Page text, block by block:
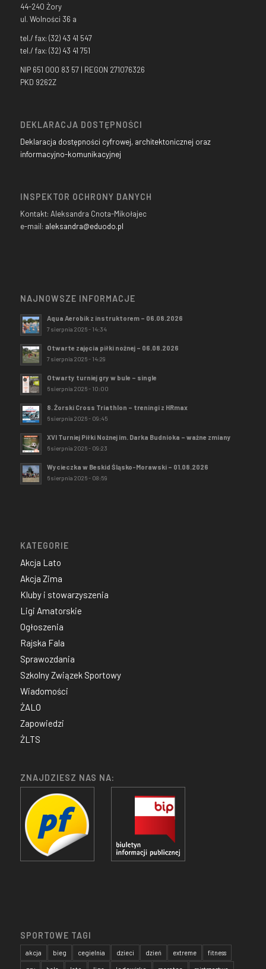
44-240 Żory
ul. Wolności 36 a
tel./ fax: (32) 43 41 547
tel./ fax: (32) 43 41 751
NIP 651 000 83 57 | REGON 271076326
PKD 9262Z
DEKLARACJA DOSTĘPNOŚCI
Deklaracja dostępności cyfrowej, architektonicznej oraz
informacyjno-komunikacyjnej
INSPEKTOR OCHRONY DANYCH
Kontakt: Aleksandra Cnota-Mikołajec
e-mail: aleksandra@eduodo.pl
NAJNOWSZE INFORMACJE
Aqua Aerobik z instruktorem – 06.08.2026
7 sierpnia 2026 - 14:34
Otwarte zajęcia piłki nożnej – 06.08.2026
7 sierpnia 2026 - 14:29
Otwarty turniej gry w bule – single
6 sierpnia 2026 - 10:00
8. Żorski Cross Triathlon – treningi z HRmax
6 sierpnia 2026 - 09:45
XVI Turniej Piłki Nożnej im. Darka Budnioka – ważne zmiany
6 sierpnia 2026 - 09:23
Wycieczka w Beskid Śląsko-Morawski – 01.08.2026
6 sierpnia 2026 - 08:59
KATEGORIE
Akcja Lato
Akcja Zima
Kluby i stowarzyszenia
Ligi Amatorskie
Ogłoszenia
Rajska Fala
Sprawozdania
Szkolny Związek Sportowy
Wiadomości
ŻALO
Zapowiedzi
ŻLTS
ZNAJDZIESZ NAS NA:
SPORTOWE TAGI
akcja bieg cegielnia dzieci dzień extreme fitness